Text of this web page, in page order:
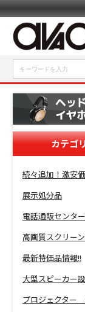
カテゴ
展示処分品
最新特価品情報!!
プロジェクター